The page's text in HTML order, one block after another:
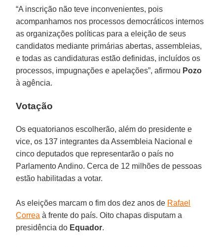
“A inscrição não teve inconvenientes, pois
acompanhamos nos processos democráticos internos
as organizações políticas para a eleição de seus
candidatos mediante primárias abertas, assembleias,
e todas as candidaturas estão definidas, incluídos os
processos, impugnações e apelações”, afirmou Pozo
à agência.
Votação
Os equatorianos escolherão, além do presidente e
vice, os 137 integrantes da Assembleia Nacional e
cinco deputados que representarão o país no
Parlamento Andino. Cerca de 12 milhões de pessoas
estão habilitadas a votar.
As eleições marcam o fim dos dez anos de Rafael
Correa à frente do país. Oito chapas disputam a
presidência do Equador.